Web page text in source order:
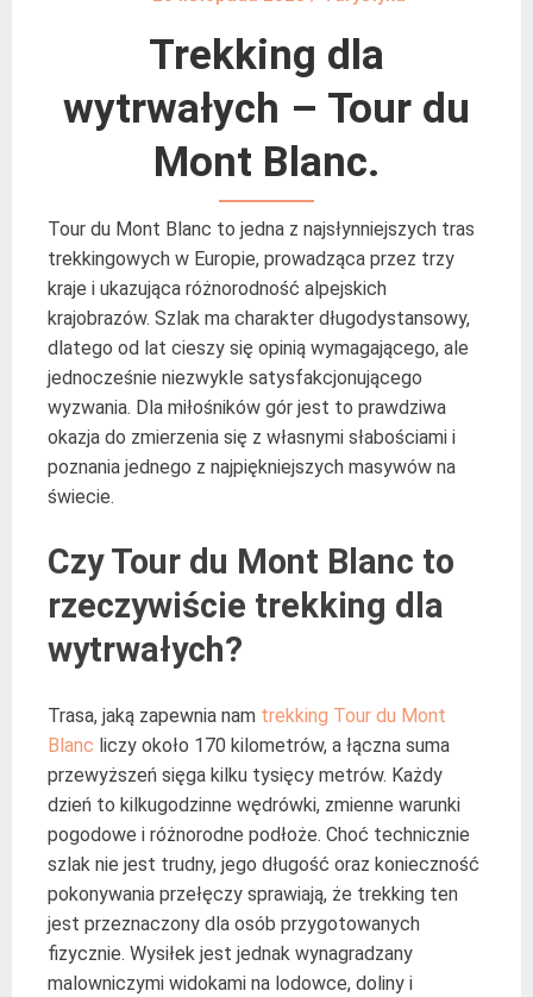
Trekking dla
wytrwałych – Tour du
Mont Blanc.
Tour du Mont Blanc to jedna z najsłynniejszych tras
trekkingowych w Europie, prowadząca przez trzy
kraje i ukazująca różnorodność alpejskich
krajobrazów. Szlak ma charakter długodystansowy,
dlatego od lat cieszy się opinią wymagającego, ale
jednocześnie niezwykle satysfakcjonującego
wyzwania. Dla miłośników gór jest to prawdziwa
okazja do zmierzenia się z własnymi słabościami i
poznania jednego z najpiękniejszych masywów na
świecie.
Czy Tour du Mont Blanc to
rzeczywiście trekking dla
wytrwałych?
Trasa, jaką zapewnia nam trekking Tour du Mont
Blanc liczy około 170 kilometrów, a łączna suma
przewyższeń sięga kilku tysięcy metrów. Każdy
dzień to kilkugodzinne wędrówki, zmienne warunki
pogodowe i różnorodne podłoże. Choć technicznie
szlak nie jest trudny, jego długość oraz konieczność
pokonywania przełęczy sprawiają, że trekking ten
jest przeznaczony dla osób przygotowanych
fizycznie. Wysiłek jest jednak wynagradzany
malowniczymi widokami na lodowce, doliny i